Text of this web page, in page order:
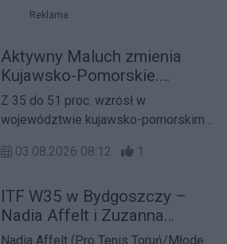
lodowiska Torbyd, a projekt obejmie
transformatorową.
Reklama
Aktywny Maluch zmienia
Kujawsko-Pomorskie.
Tysiące nowych miejsc
opieki dzięki KPO
Z 35 do 51 proc. wzrósł w
województwie kujawsko-pomorskim
liczby miejsc opieki do liczby dzieci
najbardziej widocznych zmian
społecznych ostatnich lat. Dzięki
programowi Aktywny Maluch powstają
03.08.2026 08:12 1
ITF W35 w Bydgoszczy –
Nadia Affelt i Zuzanna
Bednarz z dzikimi kartami w
Nadia Affelt (Pro Tenis Toruń/Młode